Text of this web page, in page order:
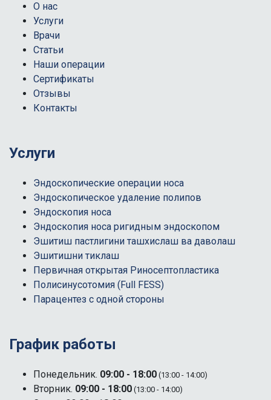
О нас
Услуги
Врачи
Статьи
Наши операции
Сертификаты
Отзывы
Контакты
Услуги
Эндоскопические операции носа
Эндоскопическое удаление полипов
Эндоскопия носа
Эндоскопия носа ригидным эндоскопом
Эшитиш пастлигини ташхислаш ва даволаш
Эшитишни тиклаш
Первичная открытая Риносептопластика
Полисинусотомия (Full FESS)
Парацентез с одной стороны
График работы
Понедельник. 09:00 - 18:00 (13:00 - 14:00)
Вторник. 09:00 - 18:00 (13:00 - 14:00)